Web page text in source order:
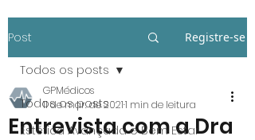
Post Registre-se
Todos os posts
Estética Avançada e Bem Estar
Todos os posts
Entrevista com a Dra
GPMédicos
11 de mar. de 20211 min de leitura